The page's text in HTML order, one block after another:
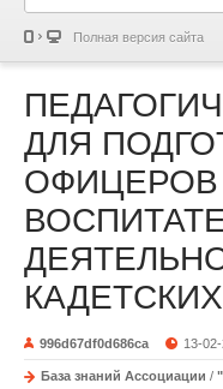
Полная версия сайта
ДЛЯ
ОФИЦЕРОВ
996d67df0d686ca 13-
База знаний Ассоциации /